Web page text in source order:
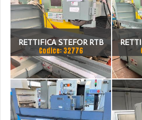
RETTIFICA STEFOR RTB
800/5
Codice: 32776